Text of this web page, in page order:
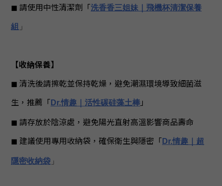
◼︎ 請使用中性清潔劑 「洗香香三姐妹｜飛機杯清潔保養
組 」
【收納保養】
◼︎ 清洗後請擦乾並保持乾燥，避免潮濕環境導致細菌滋
生，推薦「 Dr.情趣｜活性碳硅藻土棒 」
◼︎ 請存放於陰涼處，避免陽光直射高溫影響商品壽命
◼︎ 建議使用專用收納袋，確保衛生與隱密 「 Dr.情趣｜超
隱密收納袋 」